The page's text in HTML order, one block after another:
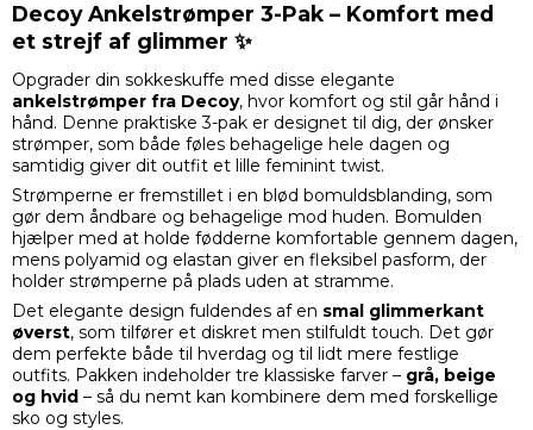
Decoy Ankelstrømper 3-Pak – Komfort med
et strejf af glimmer ✨
Opgrader din sokkeskuffe med disse elegante
ankelstrømper fra Decoy, hvor komfort og stil går hånd i
hånd. Denne praktiske 3-pak er designet til dig, der ønsker
strømper, som både føles behagelige hele dagen og
samtidig giver dit outfit et lille feminint twist.
Strømperne er fremstillet i en blød bomuldsblanding, som
gør dem åndbare og behagelige mod huden. Bomulden
hjælper med at holde fødderne komfortable gennem dagen,
mens polyamid og elastan giver en fleksibel pasform, der
holder strømperne på plads uden at stramme.
Det elegante design fuldendes af en smal glimmerkant
øverst, som tilfører et diskret men stilfuldt touch. Det gør
dem perfekte både til hverdag og til lidt mere festlige
outfits. Pakken indeholder tre klassiske farver – grå, beige
og hvid – så du nemt kan kombinere dem med forskellige
sko og styles.